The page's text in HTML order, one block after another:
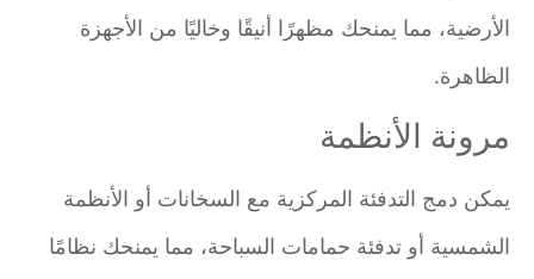
الأرضية، مما يمنحك مظهرًا أنيقًا وخاليًا من الأجهزة
الظاهرة.
مرونة الأنظمة
يمكن دمج التدفئة المركزية مع السخانات أو الأنظمة
الشمسية أو تدفئة حمامات السباحة، مما يمنحك نظامًا